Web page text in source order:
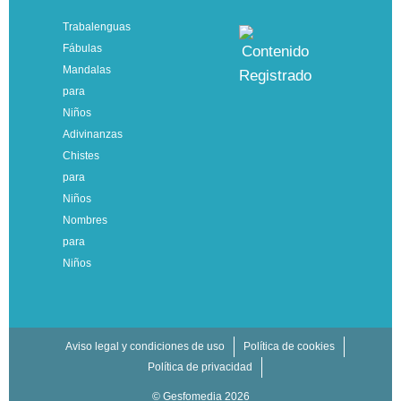
Trabalenguas
Fábulas
Mandalas
para
Niños
Adivinanzas
Chistes
para
Niños
Nombres
para
Niños
Aviso legal y condiciones de uso
Política de cookies
Política de privacidad
© Gesfomedia 2026